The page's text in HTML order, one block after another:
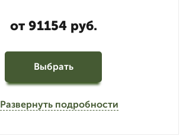
от 91154 руб.
Выбрать
Развернуть подробности